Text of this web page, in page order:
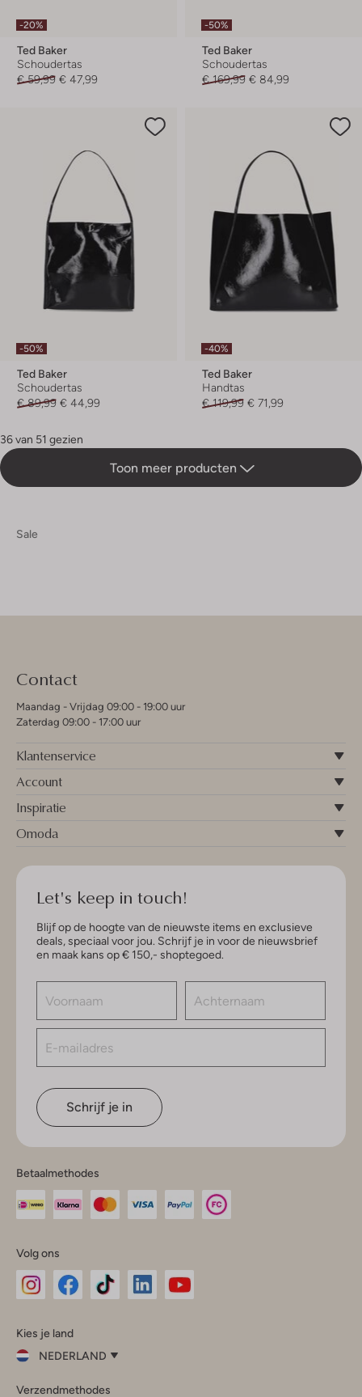
-20%
Ted Baker
Schoudertas
€ 59,99 € 47,99
-50%
Ted Baker
Schoudertas
€ 169,99 € 84,99
-50%
Ted Baker
Schoudertas
€ 89,99 € 44,99
-40%
Ted Baker
Handtas
€ 119,99 € 71,99
36 van 51 gezien
Toon meer producten
Sale
Contact
Maandag - Vrijdag 09:00 - 19:00 uur
Zaterdag 09:00 - 17:00 uur
Klantenservice
Account
Inspiratie
Omoda
Let's keep in touch!
Blijf op de hoogte van de nieuwste items en exclusieve
deals, speciaal voor jou. Schrijf je in voor de nieuwsbrief
en maak kans op € 150,- shoptegoed.
Schrijf je in
Betaalmethodes
Volg ons
InstagramFacebook
Kies je land
NEDERLAND
je
Verzendmethodes